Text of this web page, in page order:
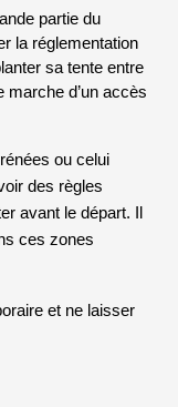
partie du
la réglementation
sa tente entre
marche d’un accès
ou celui
des règles
avant le départ. Il
ces zones
et ne laisser